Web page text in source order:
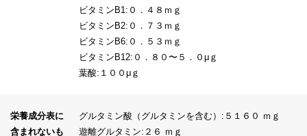
ビタミンB1:０．４８ｍｇ
ビタミンB2:０．７３ｍｇ
ビタミンB6:０．５３ｍｇ
ビタミンB12:０．８０〜５．０μｇ
葉酸:１００μｇ
栄養成分表に
含まれないも
グルタミン酸（グルタミンを含む）:５１６０ ｍｇ
遊離グルタミン:２６ ｍｇ